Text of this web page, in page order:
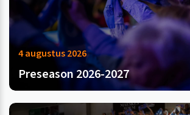
4 augustus 2026
Preseason 2026-2027